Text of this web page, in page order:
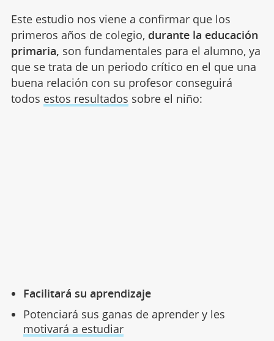
Este estudio nos viene a confirmar que los
primeros años de colegio, durante la educación
primaria, son fundamentales para el alumno, ya
que se trata de un periodo crítico en el que una
buena relación con su profesor conseguirá
todos estos resultados sobre el niño:
Facilitará su aprendizaje
Potenciará sus ganas de aprender y les
motivará a estudiar